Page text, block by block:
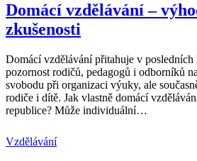
Domácí vzdělávání –
zkušenosti
Domácí vzdělávání přitahuje v posledních
pozornost rodičů, pedagogů i odborníků
svobodu při organizaci výuky, ale
rodiče i dítě. Jak vlastně domácí
republice? Může individuální…
Vzdělávání